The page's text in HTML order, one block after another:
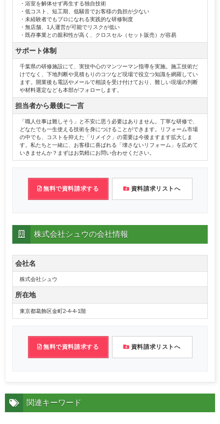
・浴室を解体せず再生する独自技術
・低コスト、短工期、低騒音でお客様の負担が少ない
・未経験者でもプロになれる実践的な研修制度
・無店舗、1人運営が可能でリスクが低い
・既存事業との親和性が高く、クロスセル（セット販売）が容易
サポート体制
千葉県の研修施設にて、実技中心のマンツーマン指導を実施。施工技術だ
けでなく、下地判断や見積もりのコツなど現場で役立つ知識を網羅してい
ます。開業後も電話やメールで相談を受け付けており、難しい現場の判断
や材料選定なども本部がフォローします。
担当者から最後に一言
「職人仕事は難しそう」と不安に思う必要はありません。丁寧な研修で、
どなたでも一生使える技術を身につけることができます。リフォーム市場
の中でも、コストを抑えた「リメイク」の需要は今後ますます拡大しま
す。私たちと一緒に、お客様に喜ばれる「壊さないリフォーム」を広めて
いきませんか？まずはお気軽にお問い合わせください。
無料で資料請求する 資料請求リストへ
株式会社シュウの会社情報
会社名
株式会社シュウ
所在地
東京都葛飾区金町2-4-4-1階
無料で資料請求する 資料請求リストへ
関連キーワード